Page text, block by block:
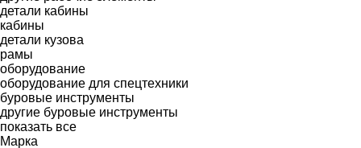
детали кабины
кабины
детали кузова
рамы
оборудование
оборудование для спецтехники
буровые инструменты
другие буровые инструменты
показать все
Марка